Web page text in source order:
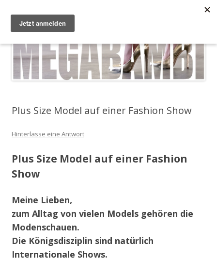
Megabambi
Plus Size Model auf einer Fashion Show
Hinterlasse eine Antwort
Plus Size Model auf einer Fashion
Show
Meine Lieben,
zum Alltag von vielen Models gehören die
Modenschauen.
Die Königsdisziplin sind natürlich
Internationale Shows.